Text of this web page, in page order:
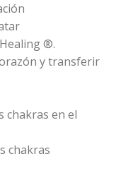
®.
y transferir
chakras en el
chakras